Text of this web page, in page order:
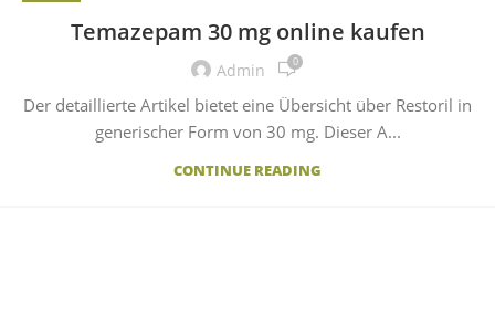
Temazepam 30 mg online kaufen
Admin 0
Der detaillierte Artikel bietet eine Übersicht über Restoril in
generischer Form von 30 mg. Dieser A...
CONTINUE READING